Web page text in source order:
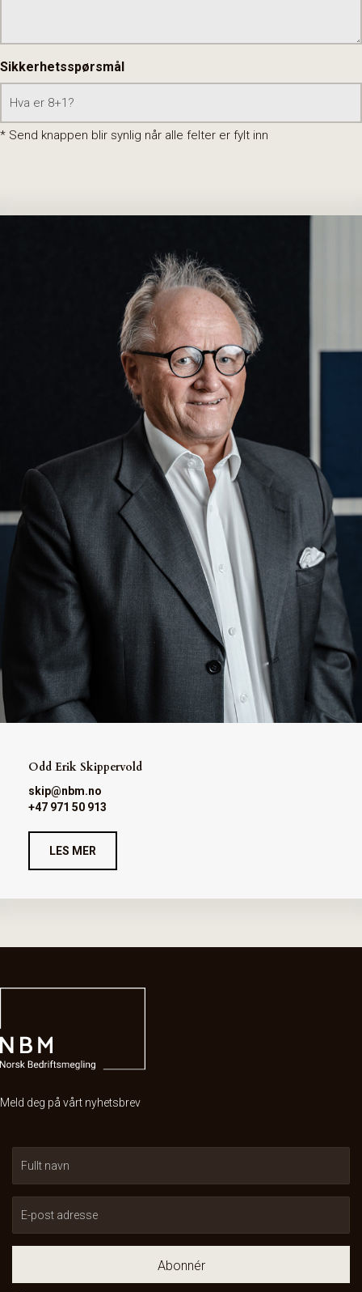
Sikkerhetsspørsmål
* Send knappen blir synlig når alle felter er fylt inn
Odd Erik Skippervold
skip@nbm.no
+47 971 50 913
LES MER
Meld deg på vårt nyhetsbrev
Abonnér